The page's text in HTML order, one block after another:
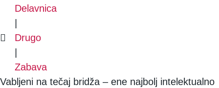
Delavnica
Drugo
Zabava
Vabljeni na tečaj bridža – ene najbolj intelektualno